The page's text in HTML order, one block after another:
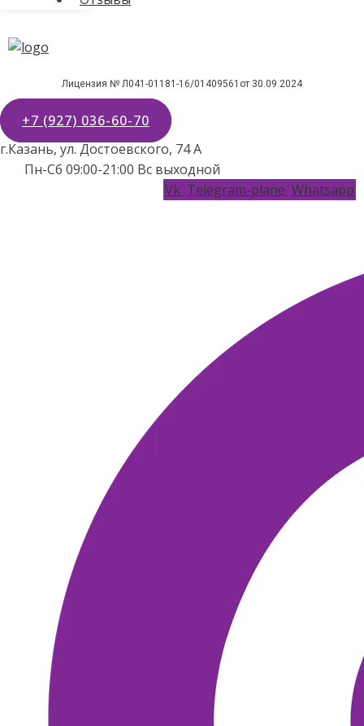
Лицензия № Л041-01181-16/01409561от 30.09.2024
+7 (927) 036-60-70
г.Казань, ул. Достоевского, 74 А
Пн-Сб 09:00-21:00 Вс выходной
Vk Telegram-plane Whatsapp